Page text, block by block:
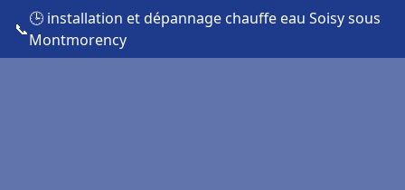
📞
🕒 installation et dépannage chauffe eau Soisy sous
Montmorency